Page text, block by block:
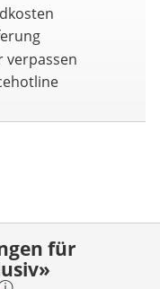
verpassen
für